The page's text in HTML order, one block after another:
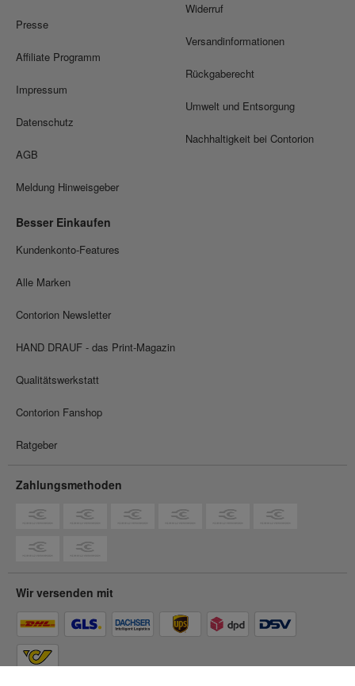
Presse
Affiliate Programm
Impressum
Datenschutz
AGB
Meldung Hinweisgeber
Widerruf
Versandinformationen
Rückgaberecht
Umwelt und Entsorgung
Nachhaltigkeit bei Contorion
Besser Einkaufen
Kundenkonto-Features
Alle Marken
Contorion Newsletter
HAND DRAUF - das Print-Magazin
Qualitätswerkstatt
Contorion Fanshop
Ratgeber
Zahlungsmethoden
Wir versenden mit